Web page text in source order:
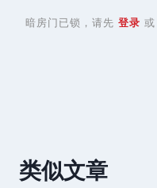
暗房门已锁，请先 登录 或
类似文章